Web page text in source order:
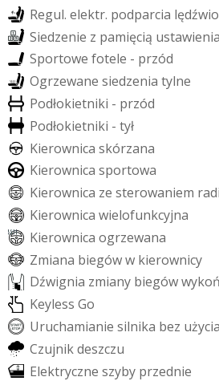
Regul. elektr. podparcia lędźwio
Siedzenie z pamięcią ustawienia
Sportowe fotele - przód
Ogrzewane siedzenia tylne
Podłokietniki - przód
Podłokietniki - tył
Kierownica skórzana
Kierownica sportowa
Kierownica ze sterowaniem radi
Kierownica wielofunkcyjna
Kierownica ogrzewana
Zmiana biegóww kierownicy
Dźwignia zmiany biegówwykoń
Keyless Go
Uruchamianie silnika bez użycia
Czujnikdeszczu
Elektryczne szyby przednie